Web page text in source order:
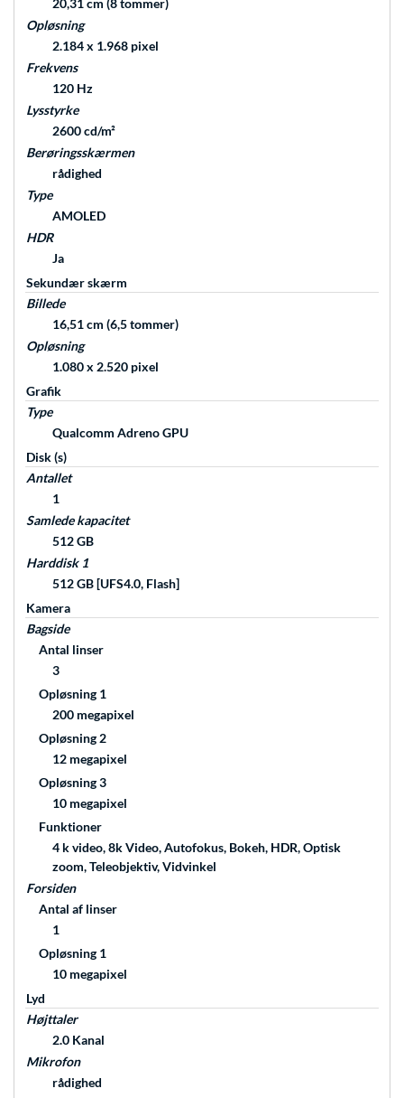
20,31 cm (8 tommer)
Opløsning
2.184 x 1.968 pixel
Frekvens
120 Hz
Lysstyrke
2600 cd/m²
Berøringsskærmen
rådighed
Type
AMOLED
HDR
Ja
Sekundær skærm
Billede
16,51 cm (6,5 tommer)
Opløsning
1.080 x 2.520 pixel
Grafik
Type
Qualcomm Adreno GPU
Disk (s)
Antallet
1
Samlede kapacitet
512 GB
Harddisk 1
512 GB [UFS4.0, Flash]
Kamera
Bagside
Antal linser
3
Opløsning 1
200 megapixel
Opløsning 2
12 megapixel
Opløsning 3
10 megapixel
Funktioner
4 k video, 8k Video, Autofokus, Bokeh, HDR, Optisk
zoom, Teleobjektiv, Vidvinkel
Forsiden
Antal af linser
1
Opløsning 1
10 megapixel
Lyd
Højttaler
2.0 Kanal
Mikrofon
rådighed